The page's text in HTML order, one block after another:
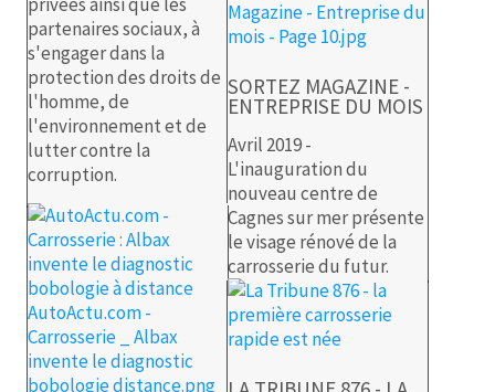
partenaires sociaux, à
s'engager dans la
protection des droits de
l'homme, de
l'environnement et de
lutter contre la
corruption.
SORTEZ MAGAZINE -
ENTREPRISE DU MOIS
Avril 2019 -
L'inauguration du
nouveau centre de
Cagnes sur mer présente
le visage rénové de la
carrosserie du futur.